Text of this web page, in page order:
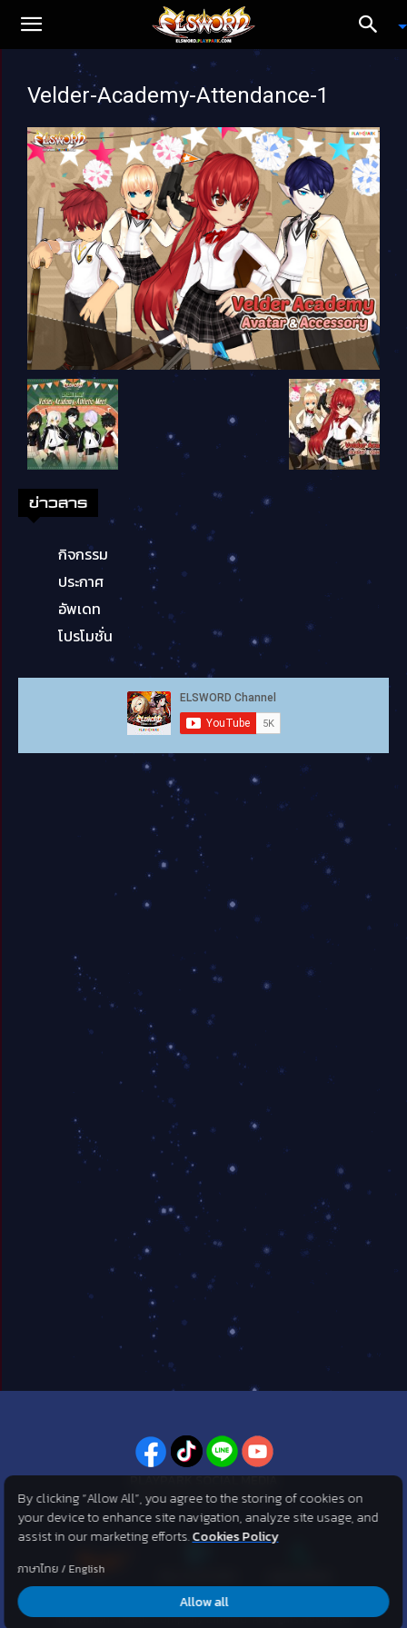
Velder-Academy-Attendance-1
ข่าวสาร
กิจกรรม
ประกาศ
อัพเดท
โปรโมชั่น
PLAYPARK SOCIAL MEDIA
ไม่พลาดทุกข่าวสารจาก PlayPark
©2007 KOG corporation . All Rights Reserved. ©2012 Asphere
Innovations Public Company Limited. All Rights Reserved.
By clicking “Allow All”, you agree to the storing of cookies on
your device to enhance site navigation, analyze site usage, and
assist in our marketing efforts.Cookies Policy
ภาษาไทย / English
Allow all